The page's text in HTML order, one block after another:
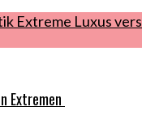
Extremen